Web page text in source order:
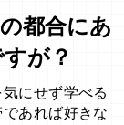
都合にあ
が？
にせず学べる
あれば好きな